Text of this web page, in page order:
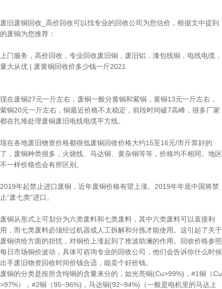
废旧废铜回收_高价回收可以找专业的回收公司为您估价，根据文中提到
的废铜为您推荐：
上门服务，高价回收，专业回收废旧铜，废旧铝，漆包线铜，电线电缆，
量大从优 | 废黄铜回收价多少钱一斤2021
现在废铜27元一斤左右，废铜一般分黄铜和紫铜，黄铜13元一斤左右，
紫铜20元一斤左右，铜最近价格不太稳定，前段时间破7高峰，很多厂家
都在扎堆处理废铜废旧电线电缆平方线。
现在各地废旧物资价格都很低废铜回收价格大约15至16元/市斤算好的
了，废铜种类很多，火烧线、马达铜、黄杂铜等等，价格均不相同。地区
不一样价格也会有所区别。
2019年起禁止进口废铜，近年废铜价格有望上涨。2019年年底中国将禁
止“废七类”进口。
废铜从形式上可划分为六类废料和七类废料，其中六类废料可以直接利
用，而七类废料必须经过机器或人工拆解和分拣才能使用。这引起了关于
废铜供给方面的担忧，对铜价上涨起到了推波助澜的作用。回收价格参照
每日市场铜价波动，具体可咨询专业的回收公司，他们会告诉你什么时候
出手废旧物资回收时间价钱合适，能卖个好价钱。
废铜的分类是按所含纯铜的含量来分的，如光亮铜(Cu>99%)，#1铜（Cu
>97%），#2铜（95~96%)，马达铜(92~94%)（一般是电机里的马达上